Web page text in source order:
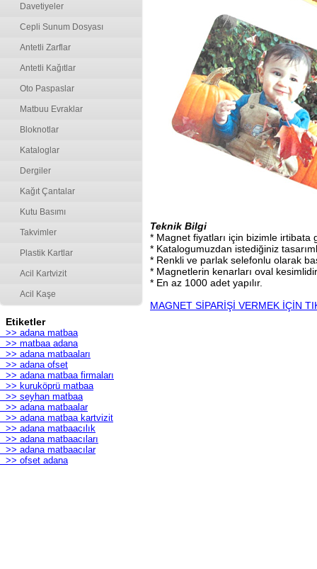
Davetiyeler
Cepli Sunum Dosyası
Antetli Zarflar
Antetli Kağıtlar
Oto Paspaslar
Matbuu Evraklar
Bloknotlar
Kataloglar
Dergiler
Kağıt Çantalar
Kutu Basımı
Takvimler
Plastik Kartlar
Acil Kartvizit
Acil Kaşe
Etiketler
>> adana matbaa
>> matbaa adana
>> adana matbaaları
>> adana ofset
>> adana matbaa firmaları
>> kuruköprü matbaa
>> seyhan matbaa
>> adana matbaalar
>> adana matbaa kartvizit
>> adana matbaacılık
>> adana matbaacıları
>> adana matbaacılar
>> ofset adana
Teknik Bilgi
* Magnet fiyatları için bizimle irtibata
* Katalogumuzdan istediğiniz
* Renkli ve parlak selefonlu olarak
* Magnetlerin kenarları oval
* En az 1000 adet yapılır.
MAGNET SİPARİŞİ VERMEK İÇİN